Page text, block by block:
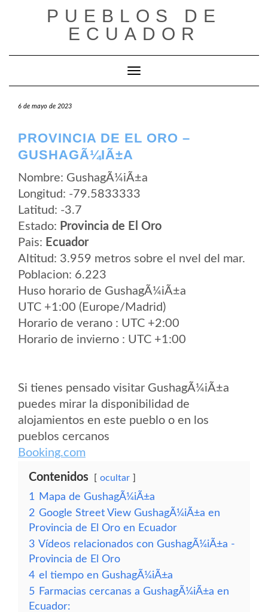
PUEBLOS DE
ECUADOR
Cambiar modo de navegación
6 de mayo de 2023
PROVINCIA DE EL ORO –
GUSHAGÃ¼IÃ±A
Nombre: GushagÃ¼iÃ±a
Longitud: -79.5833333
Latitud: -3.7
Estado: Provincia de El Oro
Pais: Ecuador
Altitud: 3.959 metros sobre el nvel del mar.
Poblacion: 6.223
Huso horario de GushagÃ¼iÃ±a
UTC +1:00 (Europe/Madrid)
Horario de verano : UTC +2:00
Horario de invierno : UTC +1:00
Si tienes pensado visitar GushagÃ¼iÃ±a
puedes mirar la disponibilidad de
alojamientos en este pueblo o en los
pueblos cercanos
Booking.com
Contenidos ocultar
1
Mapa de GushagÃ¼iÃ±a
2 Google Street View GushagÃ¼iÃ±a en
Provincia de El Oro en Ecuador
3 Vídeos relacionados con GushagÃ¼iÃ±a -
Provincia de El Oro
4 el tiempo en GushagÃ¼iÃ±a
5 Farmacias cercanas a GushagÃ¼iÃ±a en
Ecuador: